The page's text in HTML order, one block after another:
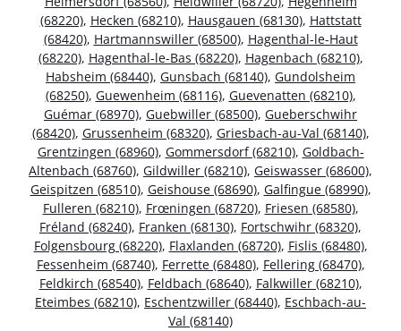
(68220), Hecken (68210), Hausgauen (68130), Hattstatt
(68420), Hartmannswiller (68500), Hagenthal-le-Haut
(68220), Hagenthal-le-Bas (68220), Hagenbach (68210),
Habsheim (68440), Gunsbach (68140), Gundolsheim
(68250), Guewenheim (68116), Guevenatten (68210),
Guémar (68970), Guebwiller (68500), Gueberschwihr
(68420), Grussenheim (68320), Griesbach-au-Val (68140),
Grentzingen (68960), Gommersdorf (68210), Goldbach-
Altenbach (68760), Gildwiller (68210), Geiswasser (68600),
Geispitzen (68510), Geishouse (68690), Galfingue (68990),
Fulleren (68210), Frœningen (68720), Friesen (68580),
Fréland (68240), Franken (68130), Fortschwihr (68320),
Folgensbourg (68220), Flaxlanden (68720), Fislis (68480),
Fessenheim (68740), Ferrette (68480), Fellering (68470),
Feldkirch (68540), Feldbach (68640), Falkwiller (68210),
Eteimbes (68210), Eschentzwiller (68440), Eschbach-au-
Val (68140)